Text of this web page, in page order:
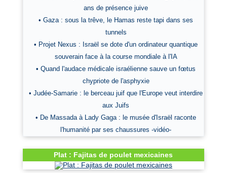
ans de présence juive
• Gaza : sous la trêve, le Hamas reste tapi dans ses
tunnels
• Projet Nexus : Israël se dote d'un ordinateur quantique
souverain face à la course mondiale à l'IA
• Quand l'audace médicale israélienne sauve un fœtus
chypriote de l'asphyxie
• Judée-Samarie : le berceau juif que l'Europe veut interdire
aux Juifs
• De Massada à Lady Gaga : le musée d'Israël raconte
l'humanité par ses chaussures -vidéo-
Plat : Fajitas de poulet mexicaines